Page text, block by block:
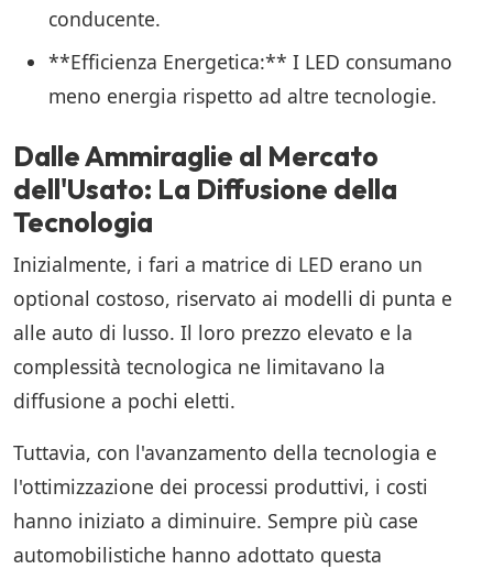
conducente.
**Efficienza Energetica:** I LED consumano
meno energia rispetto ad altre tecnologie.
Dalle Ammiraglie al Mercato
dell'Usato: La Diffusione della
Tecnologia
Inizialmente, i fari a matrice di LED erano un
optional costoso, riservato ai modelli di punta e
alle auto di lusso. Il loro prezzo elevato e la
complessità tecnologica ne limitavano la
diffusione a pochi eletti.
Tuttavia, con l'avanzamento della tecnologia e
l'ottimizzazione dei processi produttivi, i costi
hanno iniziato a diminuire. Sempre più case
automobilistiche hanno adottato questa